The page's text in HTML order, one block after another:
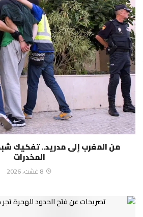
من المغرب إلى مدريد.. تفكيك
المخدرات
8 غشت، 2026